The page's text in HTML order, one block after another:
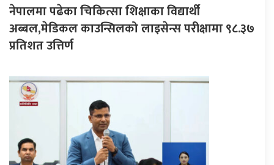
नेपालमा पढेका चिकित्सा शिक्षाका विद्यार्थी
अब्बल,मेडिकल काउन्सिलको लाइसेन्स परीक्षामा ९८.३७
प्रतिशत उत्तिर्ण